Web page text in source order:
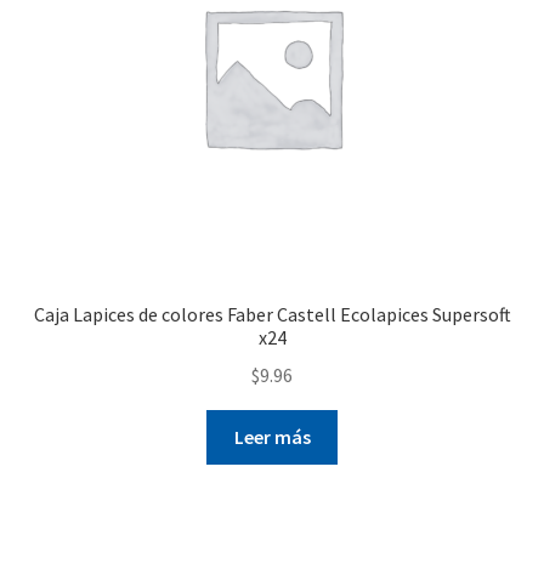
Caja Lapices de colores Faber Castell Ecolapices Supersoft
x24
$9.96
Leer más